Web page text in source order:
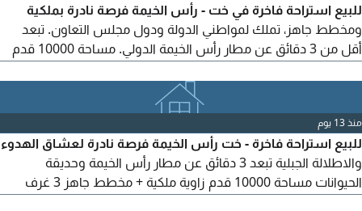
للبيع استراحة فاخرة في خت - رأس الخيمة فرصة نادرة بملكية
ومخطط جاهز، تملك لمواطني الدولة ودول مجلس التعاون. تبعد
أقل من 3 دقائق عن مطار رأس الخيمة الدولي. مساحة 10000 قدم
جلسات خارجية، ألعاب اطفال، منطقة شواء، ومفروشة بالكامل. بناء
مسلح مع شهادة انجاز وضمان مقاول
منذ 13 يوم
للبيع استراحة فاخرة - خت رأس الخيمة فرصة نادرة لعشاق الهدوء
والاطلالة الجبلية تبعد 3 دقائق عن مطار رأس الخيمة وحديقة
الحيوانات مساحة 10000 قدم زاوية ملكية + مخطط جاهز 3 غرف